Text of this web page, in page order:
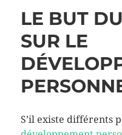
LE BUT
SUR LE
S’il existe différents